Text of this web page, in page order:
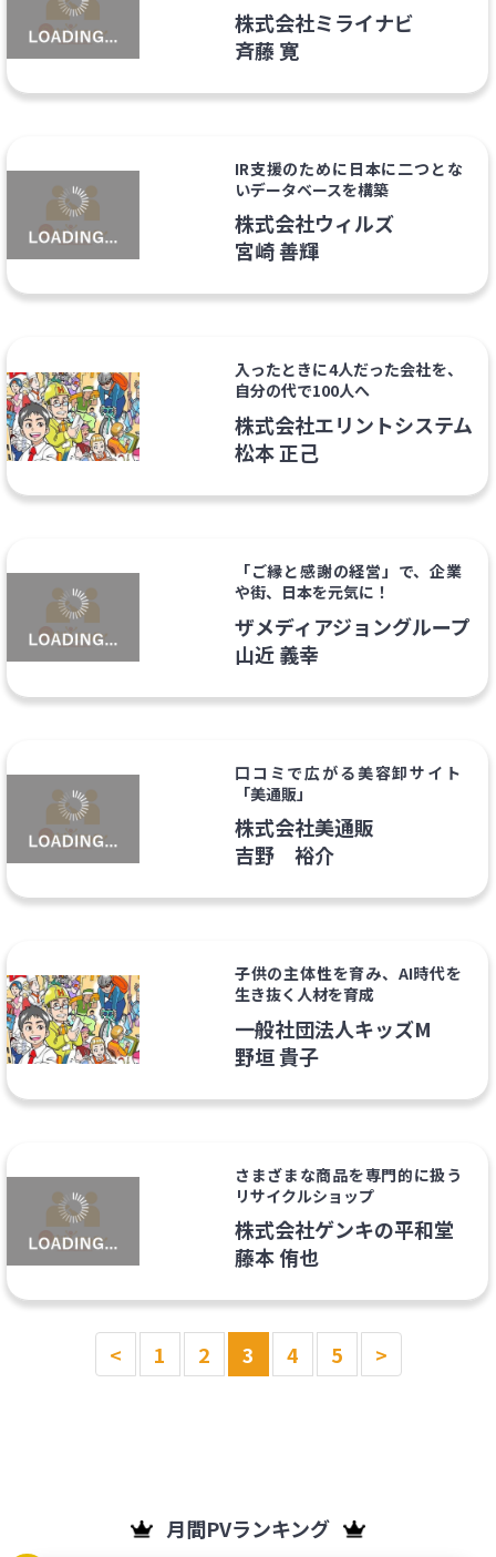
株式会社ミライナビ
斉藤 寛
IR支援のために日本に二つとな
いデータベースを構築
株式会社ウィルズ
宮崎 善輝
入ったときに4人だった会社を、
自分の代で100人へ
株式会社エリントシステム
松本 正己
「ご縁と感謝の経営」で、企業
や街、日本を元気に！
ザメディアジョングループ
山近 義幸
口コミで広がる美容卸サイト
「美通販」
株式会社美通販
吉野 裕介
子供の主体性を育み、AI時代を
生き抜く人材を育成
一般社団法人キッズM
野垣 貴子
さまざまな商品を専門的に扱う
リサイクルショップ
株式会社ゲンキの平和堂
藤本 侑也
< 1 2 3 4 5 >
月間PVランキング